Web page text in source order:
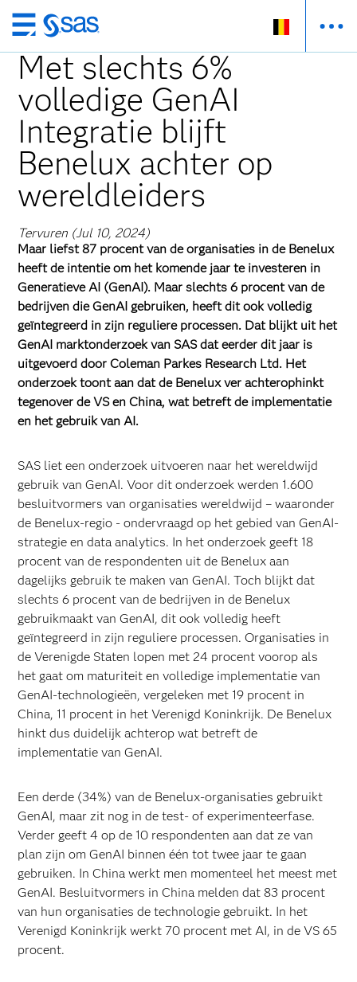
Skip
to
main
content
Met slechts 6%
volledige GenAI
Integratie blijft
Benelux achter op
wereldleiders
Tervuren (Jul 10, 2024)
Maar liefst 87 procent van de organisaties in de Benelux
heeft de intentie om het komende jaar te investeren in
Generatieve AI (GenAI). Maar slechts 6 procent van de
bedrijven die GenAI gebruiken, heeft dit ook volledig
geïntegreerd in zijn reguliere processen. Dat blijkt uit het
GenAI marktonderzoek van SAS dat eerder dit jaar is
uitgevoerd door Coleman Parkes Research Ltd. Het
onderzoek toont aan dat de Benelux ver achterophinkt
tegenover de VS en China, wat betreft de implementatie
en het gebruik van AI.
SAS liet een onderzoek uitvoeren naar het wereldwijd
gebruik van GenAI. Voor dit onderzoek werden 1.600
besluitvormers van organisaties wereldwijd – waaronder
de Benelux-regio - ondervraagd op het gebied van GenAI-
strategie en data analytics. In het onderzoek geeft 18
procent van de respondenten uit de Benelux aan
dagelijks gebruik te maken van GenAI. Toch blijkt dat
slechts 6 procent van de bedrijven in de Benelux
gebruikmaakt van GenAI, dit ook volledig heeft
geïntegreerd in zijn reguliere processen. Organisaties in
de Verenigde Staten lopen met 24 procent voorop als
het gaat om maturiteit en volledige implementatie van
GenAI-technologieën, vergeleken met 19 procent in
China, 11 procent in het Verenigd Koninkrijk. De Benelux
hinkt dus duidelijk achterop wat betreft de
implementatie van GenAI.
Een derde (34%) van de Benelux-organisaties gebruikt
GenAI, maar zit nog in de test- of experimenteerfase.
Verder geeft 4 op de 10 respondenten aan dat ze van
plan zijn om GenAI binnen één tot twee jaar te gaan
gebruiken. In China werkt men momenteel het meest met
GenAI. Besluitvormers in China melden dat 83 procent
van hun organisaties de technologie gebruikt. In het
Verenigd Koninkrijk werkt 70 procent met AI, in de VS 65
procent.